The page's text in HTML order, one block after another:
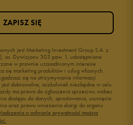
jest Marketing Investment Group S.A. z
os. Dywizjonu 303 paw. 1, udostępnione
w prawnie uzasadnionym interesie
się marketing produktów i usług własnych.
się na otrzymywanie informacji
dobrowolne, aczkolwiek niezbędne w celu
ma prawo do zgłoszenia sprzeciwu wobec
dostępu do danych, sprostowania, usunięcia
oraz prawo wniesienia skargi do organu
o ochronie prywatności można
ZAPISZ SIĘ